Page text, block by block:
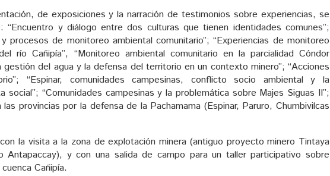
de exposiciones y la narración de testimonios sobre experiencias, se
y diálogo entre dos culturas que tienen identidades comunes”;
procesos de monitoreo ambiental comunitario”; “Experiencias de monitoreo
río Cañipía”, “Monitoreo ambiental comunitario en la parcialidad Cóndor
gestión del agua y la defensa del territorio en un contexto minero”; “Acciones
“Espinar, comunidades campesinas, conflicto socio ambiental y la
social”; “Comunidades campesinas y la problemática sobre Majes Siguas II”;
provincias por la defensa de la Pachamama (Espinar, Paruro, Chumbivilcas
la visita a la zona de explotación minera (antiguo proyecto minero Tintaya
Antapaccay), y con una salida de campo para un taller participativo sobre
Cañipía.